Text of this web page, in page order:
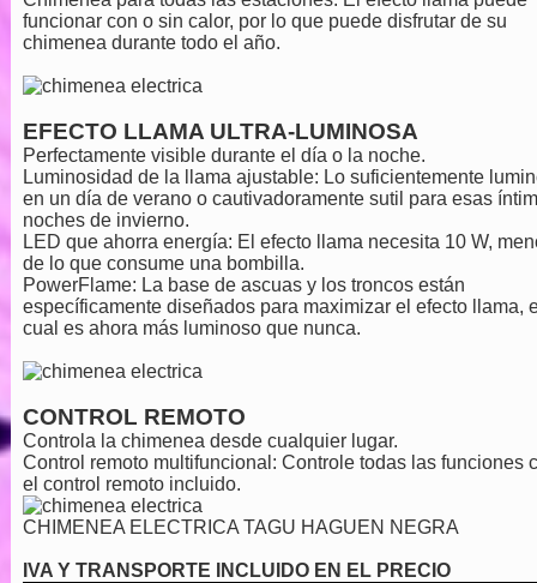
funcionar con o sin calor, por lo que puede disfrutar de su
chimenea durante todo el año.
EFECTO LLAMA ULTRA-LUMINOSA
Perfectamente visible durante el día o la noche.
Luminosidad de la llama ajustable: Lo suficientemente
en un día de verano o cautivadoramente sutil para esas
noches de invierno.
LED que ahorra energía: El efecto llama necesita 10 W,
de lo que consume una bombilla.
PowerFlame: La base de ascuas y los troncos están
específicamente diseñados para maximizar el efecto llama,
cual es ahora más luminoso que nunca.
CONTROL REMOTO
Controla la chimenea desde cualquier lugar.
Control remoto multifuncional: Controle todas las funciones
el control remoto incluido.
CHIMENEA ELECTRICA TAGU HAGUEN NEGRA
IVA Y TRANSPORTE INCLUIDO EN EL PRECIO